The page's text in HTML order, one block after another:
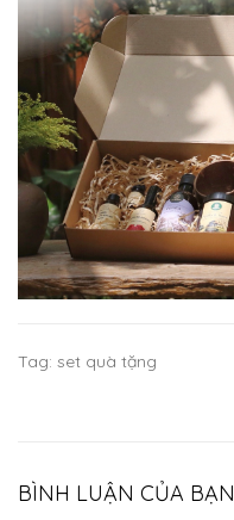
Tag: set quà tặng
BÌNH LUẬN CỦA BẠN